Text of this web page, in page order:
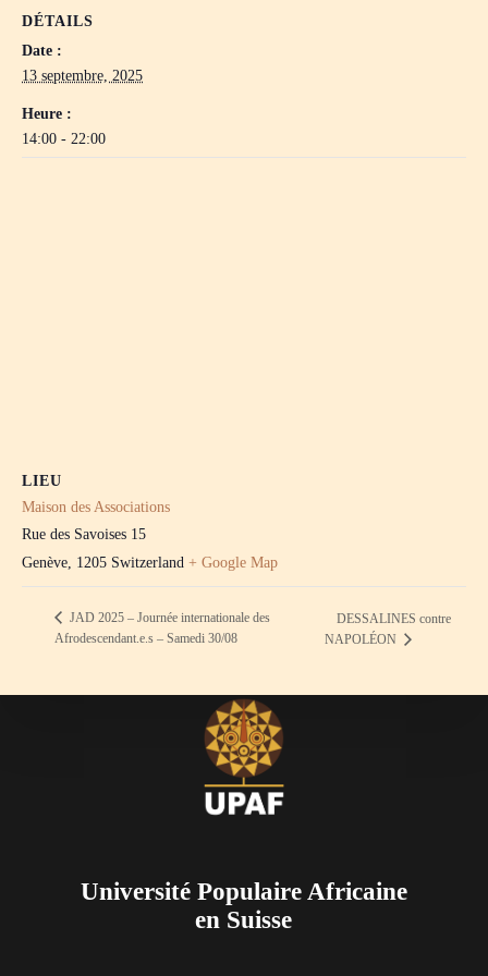
.DÉTAILS
Date :
13 septembre, 2025
Heure :
14:00 - 22:00
LIEU
Maison des Associations
Rue des Savoises 15
Genève, 1205 Switzerland + Google Map
JAD 2025 – Journée internationale des
Afrodescendant.e.s – Samedi 30/08
DESSALINES contre
NAPOLÉON
Université Populaire Africaine
en Suisse